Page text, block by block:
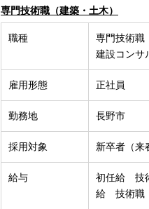
専門技術職（建築・土木）
職種
専門技術職
建設コンサ
雇用形態 正社員
勤務地 長野市
採用対象 新卒者（来
給与
初任給
給 技術